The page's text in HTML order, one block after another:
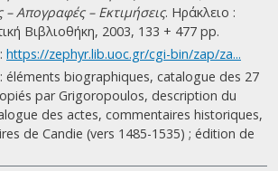
– Απογραφές – Εκτιμήσεις. Ηράκλειο :
Βιβλιοθήκη, 2003, 133 + 477 pp.
https://zephyr.lib.uoc.gr/cgi-bin/zap/za...
éléments biographiques, catalogue des 27
par Grigoropoulos, description du
des actes, commentaires historiques,
de Candie (vers 1485-1535) ; édition de